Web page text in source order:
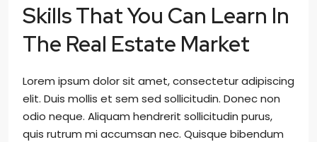
Skills That You Can Learn In
The Real Estate Market
Lorem ipsum dolor sit amet, consectetur adipiscing
elit. Duis mollis et sem sed sollicitudin. Donec non
odio neque. Aliquam hendrerit sollicitudin purus,
quis rutrum mi accumsan nec. Quisque bibendum